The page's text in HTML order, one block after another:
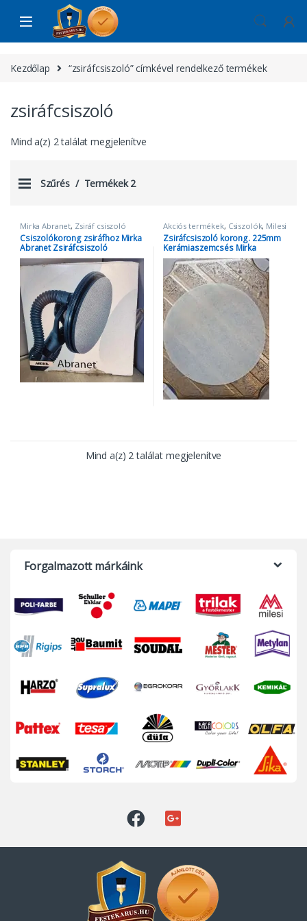
Skip to navigation
Skip to content
Kezdőlap “zsiráfcsiszoló” címkével rendelkező termékek
zsiráfcsiszoló
Mind a(z) 2 találat megjelenítve
Szűrés Termékek 2
Mirka Abranet, Zsiráf csiszoló
Csiszolókorong zsiráfhoz Mirka
Abranet Zsiráfcsiszoló
Akciós termékek, Csiszolók, Milesi
termékek zsiráf, zsiráfcsiszoló
Zsiráfcsiszoló korongok
Zsiráfcsiszoló korong. 225mm
Kerámiaszemcsés Mirka
Abranet
Mind a(z) 2 találat megjelenítve
Forgalmazott márkáink